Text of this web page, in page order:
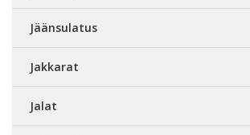
Jäänsulatus
Jakkarat
Jalat